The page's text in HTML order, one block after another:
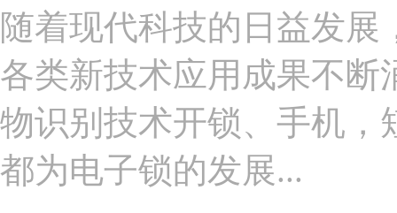
随着现代科技的日益发
各类新技术应用成果不断
物识别技术开锁、手机，
都为电子锁的发展...